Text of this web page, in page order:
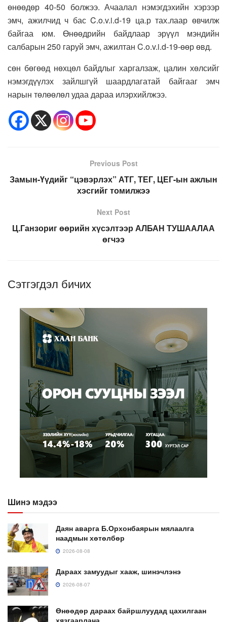
өнөөдөр 40-50 болжээ. Ачаалал нэмэгдэхийн хэрээр
эмч, ажилчид ч бас C.o.v.i.d-19 ца.р тах.лаар өвчилж
байгаа юм. Өнөөдрийн байдлаар эрүүл мэндийн
салбарын 250 гаруй эмч, ажилтан C.o.v.i.d-19-өөр өвд.
сөн бөгөөд нөхцөл байдлыг харгалзаж, цалин хөлсийг
нэмэгдүүлэх зайлшгүй шаардлагатай байгааг эмч
нарын төлөөлөл удаа дараа илэрхийлжээ.
Previous Post
Замын-Үүдийг “цэвэрлэх” АТГ, ТЕГ, ЦЕГ-ын ажлын
хэсгийг томилжээ
Next Post
Ц.Ганзориг өөрийн хүсэлтээр АЛБАН ТУШААЛАА
өгчээ
Сэтгэгдэл бичих
Шинэ мэдээ
Даян аварга Б.Орхонбаярын мялаалга
наадмын хөтөлбөр
2026-08-08
Дараах замуудыг хааж, шинэчлэнэ
2026-08-07
Өнөөдөр дараах байршлуудад цахилгаан